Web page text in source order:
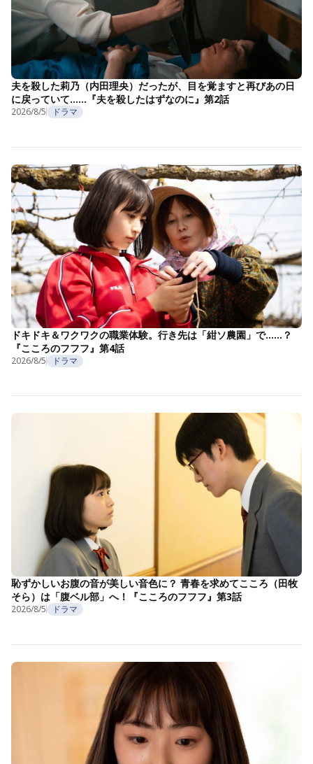
夫を殺した莉乃（内田理央）だったが、目を覚ますと再びあの日
に戻っていて……『夫を殺したはずなのに』第2話
2026/8/5 ドラマ
ドキドキ＆ワクワクの職業体験。行き先は「紺ソ農園」で……？
『こころのフフフ』第4話
2026/8/5 ドラマ
恥ずかしいお腹の音が美しい音色に？ 青春を求めてこころ（田牧
そら）は「腹ベル部」へ！『こころのフフフ』第3話
2026/8/5 ドラマ